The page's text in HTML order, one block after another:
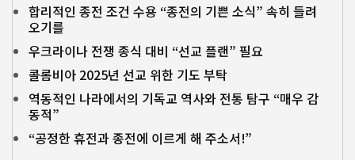
합리적인 종전 조건 수용 “종전의 기쁜 소식” 속히 들려
오기를
우크라이나 전쟁 종식 대비 “선교 플랜” 필요
콜롬비아 2025년 선교 위한 기도 부탁
역동적인 나라에서의 기독교 역사와 전통 탐구 “매우 감
동적”
“공정한 휴전과 종전에 이르게 해 주소서!”